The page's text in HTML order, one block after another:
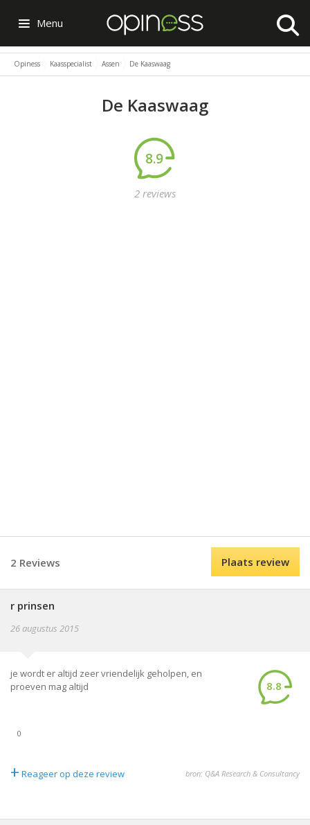
Menu
Opiness Kaasspecialist Assen De Kaaswaag
De Kaaswaag
8.9
2 reviews
2 Reviews Plaats review
r prinsen
26 augustus 2015
je wordt er altijd zeer vriendelijk geholpen, en
proeven mag altijd
8.8
0
+ Reageer op deze review bron: Q&A Research & Consultancy